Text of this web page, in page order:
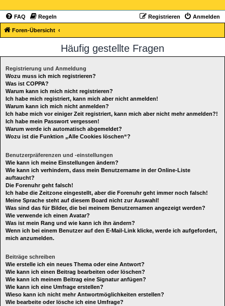
FAQ Regeln Anmelden
Registrieren
Foren-Übersicht
Häufig gestellte Fragen
Registrierung und Anmeldung
Wozu muss ich mich registrieren?
Was ist COPPA?
Warum kann ich mich nicht registrieren?
Ich habe mich registriert, kann mich aber nicht anmelden!
Warum kann ich mich nicht anmelden?
Ich habe mich vor einiger Zeit registriert, kann mich aber nicht mehr anmelden?!
Ich habe mein Passwort vergessen!
Warum werde ich automatisch abgemeldet?
Wozu ist die Funktion „Alle Cookies löschen“?
Benutzerpräferenzen und -einstellungen
Wie kann ich meine Einstellungen ändern?
Wie kann ich verhindern, dass mein Benutzername in der Online-Liste
auftaucht?
Die Forenuhr geht falsch!
Ich habe die Zeitzone eingestellt, aber die Forenuhr geht immer noch falsch!
Meine Sprache steht auf diesem Board nicht zur Auswahl!
Was sind das für Bilder, die bei meinem Benutzernamen angezeigt werden?
Wie verwende ich einen Avatar?
Was ist mein Rang und wie kann ich ihn ändern?
Wenn ich bei einem Benutzer auf den E-Mail-Link klicke, werde ich aufgefordert,
mich anzumelden.
Beiträge schreiben
Wie erstelle ich ein neues Thema oder eine Antwort?
Wie kann ich einen Beitrag bearbeiten oder löschen?
Wie kann ich meinem Beitrag eine Signatur anfügen?
Wie kann ich eine Umfrage erstellen?
Wieso kann ich nicht mehr Antwortmöglichkeiten erstellen?
Wie bearbeite oder lösche ich eine Umfrage?